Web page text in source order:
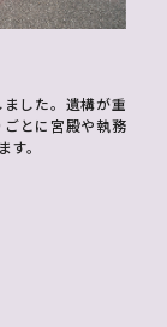
した。遺構が重
とに宮殿や執務
。